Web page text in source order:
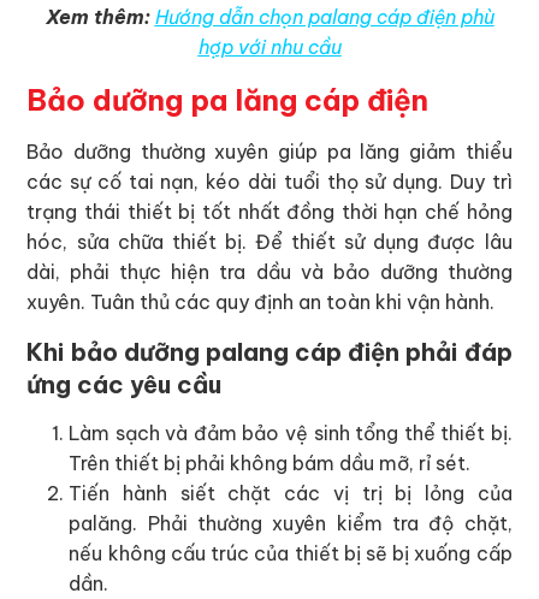
Xem thêm: Hướng dẫn chọn palang cáp điện phù
hợp với nhu cầu
Bảo dưỡng pa lăng cáp điện
Bảo dưỡng thường xuyên giúp pa lăng giảm thiểu
các sự cố tai nạn, kéo dài tuổi thọ sử dụng. Duy trì
trạng thái thiết bị tốt nhất đồng thời hạn chế hỏng
hóc, sửa chữa thiết bị. Để thiết sử dụng được lâu
dài, phải thực hiện tra dầu và bảo dưỡng thường
xuyên. Tuân thủ các quy định an toàn khi vận hành.
Khi bảo dưỡng palang cáp điện phải đáp
ứng các yêu cầu
Làm sạch và đảm bảo vệ sinh tổng thể thiết bị.
Trên thiết bị phải không bám dầu mỡ, rỉ sét.
Tiến hành siết chặt các vị trị bị lỏng của
palăng. Phải thường xuyên kiểm tra độ chặt,
nếu không cấu trúc của thiết bị sẽ bị xuống cấp
dần.